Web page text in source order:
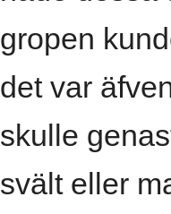
gropen
det var
skulle
svält eller